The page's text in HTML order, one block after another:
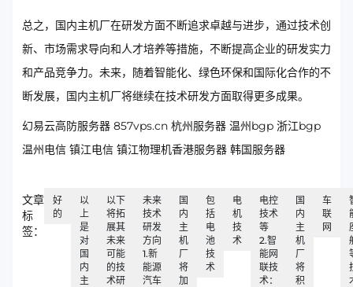
总之，国内主机厂在研发方面不断追求卓越与进步，通过技术创
新、市场需求导向和人才培养等措施，不断提高企业的研发实力
和产品竞争力。未来，随着智能化、绿色环保和国际化合作的不
断发展，国内主机厂将继续在技术研发方面取得更多成果。
幻易云高防服务器 857vps.cn 杭州服务器 温州bgp 浙江bgp
温州电信 镇江电信 镇江物理机香港服务器 韩国服务器
文章
标
签：
好
的
以
上
是
对
国
内
主
以下
将拓
展其
未来
可能
的技
术研
未来
技术
研发
方向
1.新
能源
汽车
国
内
主
机
厂
将
加
包
括
电
池
技
术
电
机
技
术
电控
技术
等
2.智
能网
联技
术：
国
内
主
机
厂
将
积
车
联
网